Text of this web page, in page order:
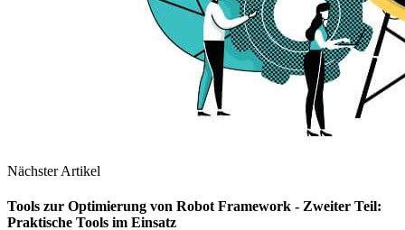
Nächster Artikel
Tools zur Optimierung von Robot Framework - Zweiter Teil:
Praktische Tools im Einsatz